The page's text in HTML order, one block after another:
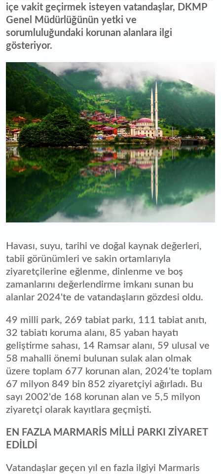
içe vakit geçirmek isteyen vatandaşlar, DKMP
Genel Müdürlüğünün yetki ve
sorumluluğundaki korunan alanlara ilgi
gösteriyor.
Havası, suyu, tarihi ve doğal kaynak değerleri,
tabii görünümleri ve sakin ortamlarıyla
ziyaretçilerine eğlenme, dinlenme ve boş
zamanlarını değerlendirme imkanı sunan bu
alanlar 2024'te de vatandaşların gözdesi oldu.
49 milli park, 269 tabiat parkı, 111 tabiat anıtı,
32 tabiatı koruma alanı, 85 yaban hayatı
geliştirme sahası, 14 Ramsar alanı, 59 ulusal ve
58 mahalli önemi bulunan sulak alan olmak
üzere toplam 677 korunan alan, 2024'te toplam
67 milyon 849 bin 852 ziyaretçiyi ağırladı. Bu
sayı 2002'de 168 korunan alan ve 5,5 milyon
ziyaretçi olarak kayıtlara geçmişti.
EN FAZLA MARMARİS MİLLİ PARKI ZİYARET
EDİLDİ
Vatandaşlar geçen yıl en fazla ilgiyi Marmaris